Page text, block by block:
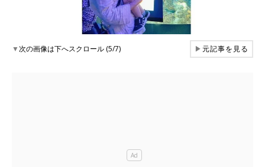
▼次の画像は下へスクロール (5/7) ▶元記事を見る